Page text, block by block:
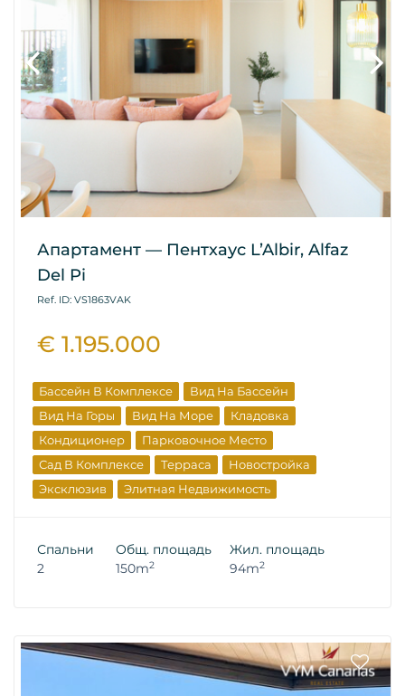
Апартамент — Пентхаус L’Albir, Alfaz
Del Pi
Ref. ID: VS1863VAK
€ 1.195.000
Бассейн В Комплексе
Вид На Бассейн
Вид На Горы
Вид На Море
Кладовка
Кондиционер
Парковочное Место
Сад В Комплексе
Терраса
Новостройка
Эксклюзив
Элитная Недвижимость
Спальни
2
Общ. площадь
150m2
Жил. площадь
94m2